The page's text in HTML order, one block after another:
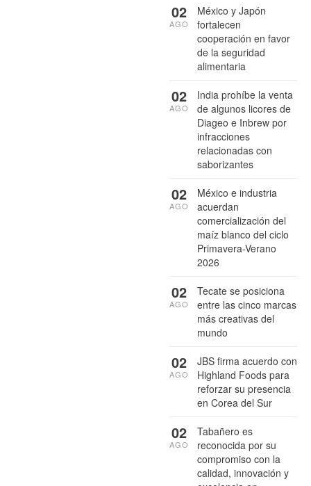
México y Japón
fortalecen
cooperación en favor
de la seguridad
alimentaria
02
AGO
India prohíbe la venta
de algunos licores de
Diageo e Inbrew por
infracciones
relacionadas con
saborizantes
02
AGO
México e industria
acuerdan
comercialización del
maíz blanco del ciclo
Primavera-Verano
2026
02
AGO
Tecate se posiciona
entre las cinco marcas
más creativas del
mundo
02
AGO
JBS firma acuerdo con
Highland Foods para
reforzar su presencia
en Corea del Sur
02
AGO
Tabañero es
reconocida por su
compromiso con la
calidad, innovación y
02
AGO